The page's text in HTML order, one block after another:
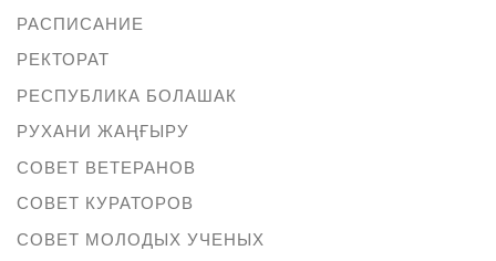
РАСПИСАНИЕ
РЕКТОРАТ
РЕСПУБЛИКА БОЛАШАК
РУХАНИ ЖАҢҒЫРУ
СОВЕТ ВЕТЕРАНОВ
СОВЕТ КУРАТОРОВ
СОВЕТ МОЛОДЫХ УЧЕНЫХ